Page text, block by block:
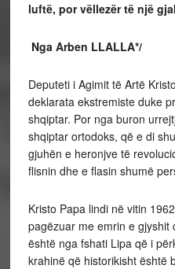
luftë, por vëllezër të një
Nga Arben LLALLA*/
Deputeti i Agimit të Artë
deklarata ekstremiste duke
shqiptar. Por nga buron
shqiptar ortodoks, që e di
gjuhën e heronjve të
flisnin dhe e flasin shumë
Kristo Papa lindi në vitin
pagëzuar me emrin e gjyshit
është nga fshati Lipa që i
krahinë që historikisht është